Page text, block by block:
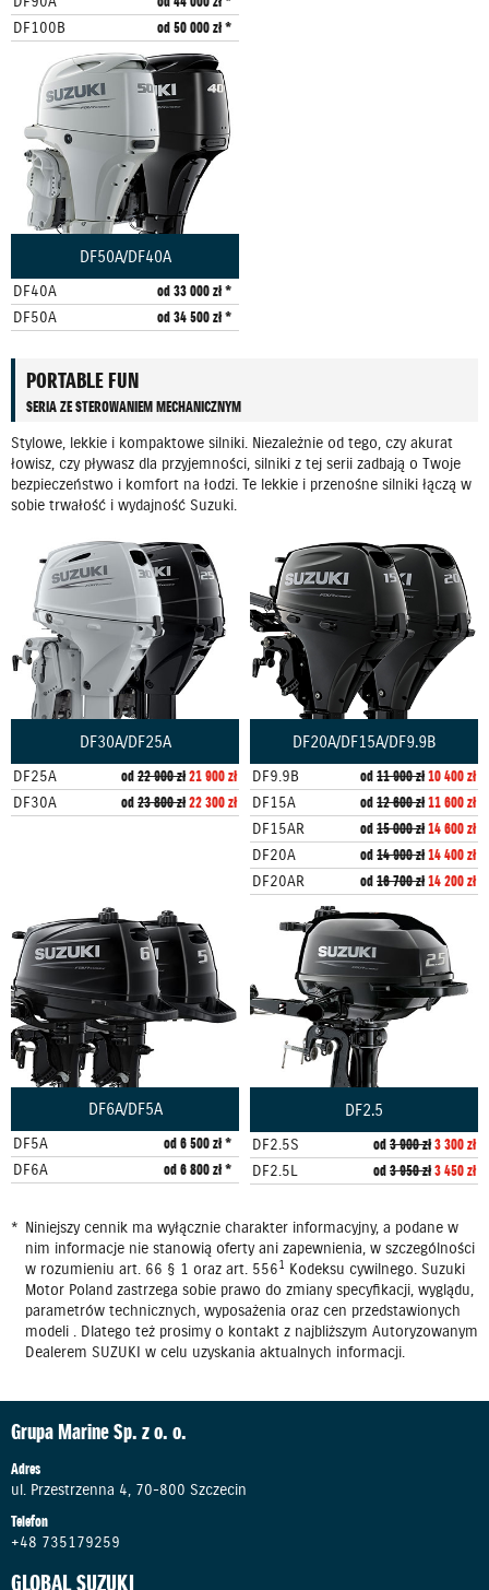
DF100B
od 50 000 zł *
DF50A/DF40A
DF40A
od 33 000 zł *
DF50A
od 34 500 zł *
PORTABLE FUN
SERIA ZE STEROWANIEM MECHANICZNYM
Stylowe, lekkie i kompaktowe silniki. Niezależnie od tego, czy akurat
łowisz, czy pływasz dla przyjemności, silniki z tej serii zadbają o Twoje
bezpieczeństwo i komfort na łodzi. Te lekkie i przenośne silniki łączą w
sobie trwałość i wydajność Suzuki.
DF30A/DF25A
DF25A od22 900 zł21 900 zł
DF30A
od23 800 zł22 300 zł
DF20A/DF15A/DF9.9B
DF9.9B od11 900 zł10 400 zł
DF15A
od12 600 zł11 600 zł
DF15AR
od15 000 zł14 600 zł
DF20A
od14 900 zł14 400 zł
DF20AR
od16 700 zł14 200 zł
DF6A/DF5A
DF5A
od 6 500 zł *
DF6A
od 6 800 zł *
DF2.5
DF2.5S od3 900 zł3 300 zł
DF2.5L
od3 950 zł3 450 zł
Niniejszy cennik ma wyłącznie charakter informacyjny, a podane w
nim informacje nie stanowią oferty ani zapewnienia, w szczególności
w rozumieniu art. 66 § 1 oraz art. 5561 Kodeksu cywilnego. Suzuki
Motor Poland zastrzega sobie prawo do zmiany specyfikacji, wyglądu,
parametrów technicznych, wyposażenia oraz cen przedstawionych
modeli . Dlatego też prosimy o kontakt z najbliższym Autoryzowanym
Dealerem SUZUKI w celu uzyskania aktualnych informacji.
Grupa Marine Sp. z o. o.
Adres
ul. Przestrzenna 4, 70-800 Szczecin
Telefon
+48 735179259
GLOBAL SUZUKI